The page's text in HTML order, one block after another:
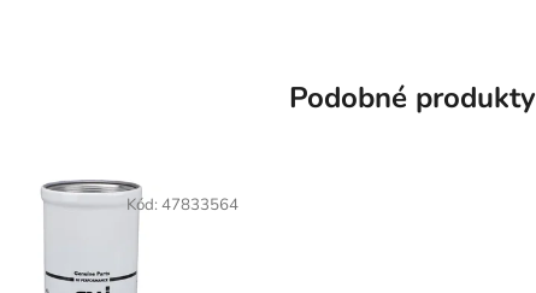
Podobné produkty
Kód: 47833564